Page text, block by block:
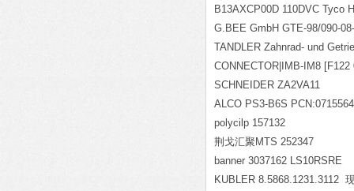
B13AXCP00D 110DVC Tyco
G.BEE GmbH GTE-98/090-
TANDLER Zahnrad- und
CONNECTOR|IMB-IM8 [F122
SCHNEIDER ZA2VA11
ALCO PS3-B6S PCN:0715564
polycilp 157132
荆戈汇聚MTS 252347
banner 3037162 LS10RSRE
KUBLER 8.5868.1231.3112